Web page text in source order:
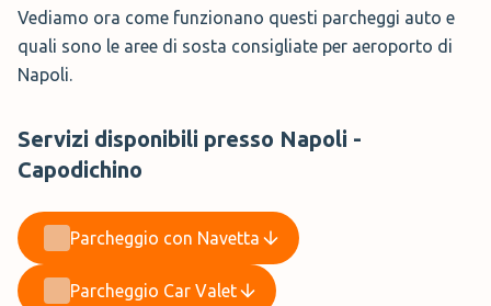
Vediamo ora come funzionano questi parcheggi auto e
quali sono le aree di sosta consigliate per aeroporto di
Napoli.
Servizi disponibili presso Napoli -
Capodichino
Parcheggio con Navetta
Parcheggio Car Valet